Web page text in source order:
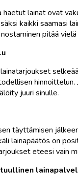
haetut lainat ovat
kaikki saamasi
pitää
hinnoittelun.
juuri sinulle.
täyttämisen
lainapäätös on
eteesi vain